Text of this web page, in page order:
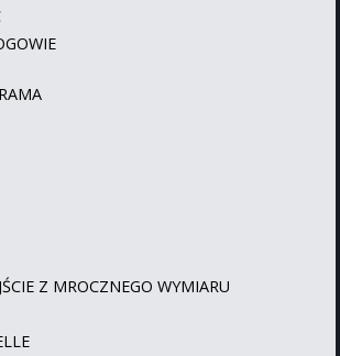
Z MROCZNEGO WYMIARU